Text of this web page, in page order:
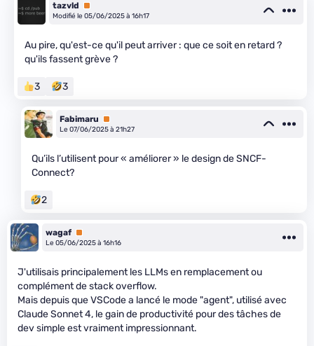
tazvld
Premium
Modifié le 05/06/2025 à 16h17
Au pire, qu'est-ce qu'il peut arriver : que ce soit en retard ?
qu'ils fassent grève ?
3 3
Fabimaru
Premium
Le 07/06/2025 à 21h27
Qu’ils l’utilisent pour « améliorer » le design de SNCF-
Connect?
2
wagaf Premium
Le 05/06/2025 à 16h16
J'utilisais principalement les LLMs en remplacement ou
complément de stack overflow.
Mais depuis que VSCode a lancé le mode "agent", utilisé avec
Claude Sonnet 4, le gain de productivité pour des tâches de
dev simple est vraiment impressionnant.